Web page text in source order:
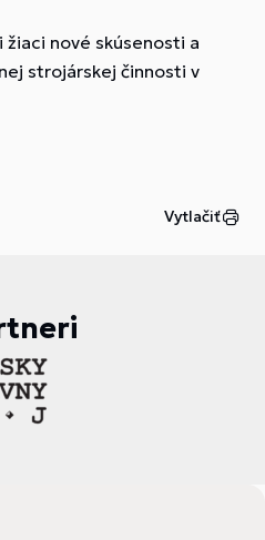
nové skúsenosti a
strojárskej činnosti v
Vytlačiť